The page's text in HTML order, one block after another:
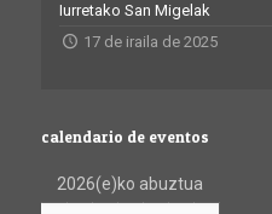
Iurretako San Migelak
17 de iraila de 2025
calendario de eventos
2026(e)ko abuztua